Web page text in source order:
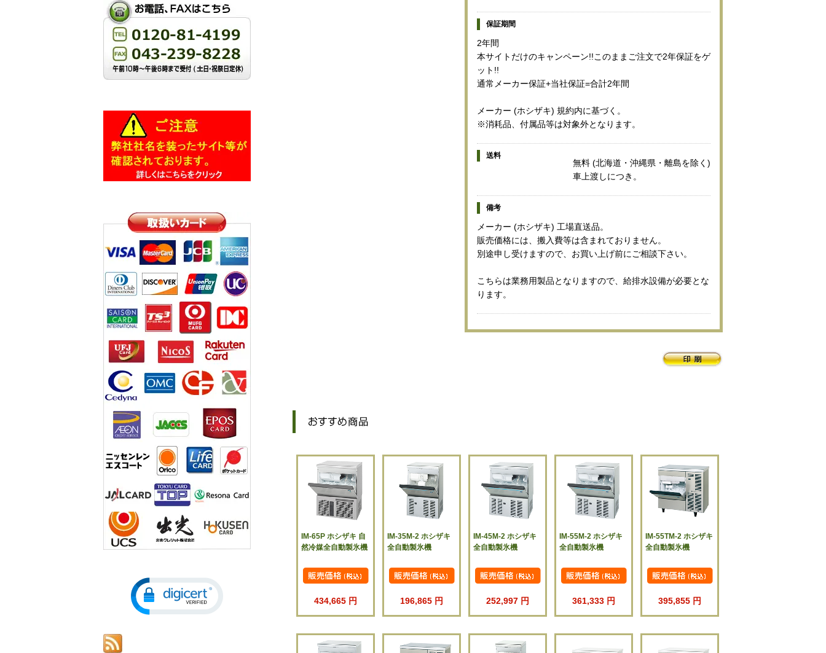
保証期間
2年間
本サイトだけのキャンペーン!!このままご注文で2年保証をゲ
ット!!
通常メーカー保証+当社保証=合計2年間
メーカー (ホシザキ) 規約内に基づく。
※消耗品、付属品等は対象外となります。
送料
無料 (北海道・沖縄県・離島を除く)
車上渡しにつき。
備考
メーカー (ホシザキ) 工場直送品。
販売価格には、搬入費等は含まれておりません。
別途申し受けますので、お買い上げ前にご相談下さい。
こちらは業務用製品となりますので、給排水設備が必要とな
ります。
IM-65P ホシザキ 自
然冷媒全自動製氷機
434,665 円
IM-35M-2 ホシザキ
全自動製氷機
196,865 円
IM-45M-2 ホシザキ
全自動製氷機
252,997 円
IM-55M-2 ホシザキ
全自動製氷機
361,333 円
IM-55TM-2 ホシザキ
全自動製氷機
395,855 円